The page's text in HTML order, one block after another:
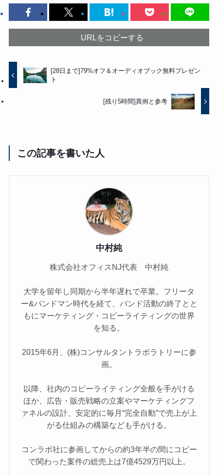
URLをコピーする
[28日まで]79%オフ＆オーディオブック無料プレゼン
ト
[残り5時間]異例と参考
この記事を書いた人
中村純
株式会社オフィスNJ代表 中村純
大学を留年し同期から半年遅れで卒業。フリータ
ー&バンドマン時代を経て、バンド活動の終了とと
もにマーケティング・コピーライティングの世界
を知る。
2015年6月、(株)コンサルタントラボラトリーに参
画。
以降、社内のコピーライティング全般を手がける
ほか、広告・販売戦略の立案やマーケティングフ
ァネルの設計、安定的に毎月“完全自動”で売上が上
がる仕組みの構築なども手がける。
コンラボ社に参画してからの約3年半の間にコピー
で関わった案件の総売上は7億4529万円以上。